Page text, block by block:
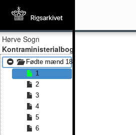
Hørve Sogn
Kontraministerialbog
Fødte mænd 1870 - Fødte mænd 1891
1
2
3
4
5
6